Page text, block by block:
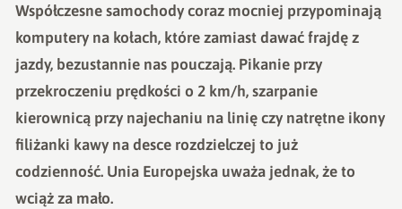
Współczesne samochody coraz mocniej przypominają
komputery na kołach, które zamiast dawać frajdę z
jazdy, bezustannie nas pouczają. Pikanie przy
przekroczeniu prędkości o 2 km/h, szarpanie
kierownicą przy najechaniu na linię czy natrętne ikony
filiżanki kawy na desce rozdzielczej to już
codzienność. Unia Europejska uważa jednak, że to
wciąż za mało.